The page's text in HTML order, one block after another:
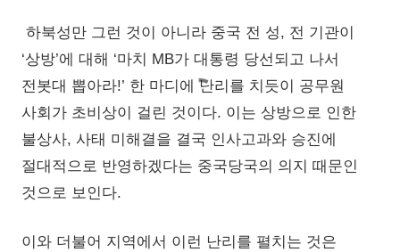
하북성만 그런 것이 아니라 중국 전 성, 전 기관이
‘상방’에 대해 ‘마치 MB가 대통령 당선되고 나서
전봇대 뽑아라!’ 한 마디에 난리를 치듯이 공무원
사회가 초비상이 걸린 것이다. 이는 상방으로 인한
불상사, 사태 미해결을 결국 인사고과와 승진에
절대적으로 반영하겠다는 중국당국의 의지 때문인
것으로 보인다.
이와 더불어 지역에서 이런 난리를 펼치는 것은